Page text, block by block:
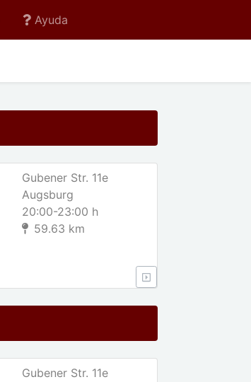
Ayuda
Gubener Str. 11e
Augsburg
20:00-23:00 h
59.63 km
Gubener Str. 11e